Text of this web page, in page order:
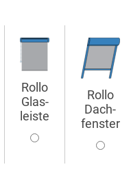
Rollo
Glas­
leiste
Rollo
Dach­
fenster